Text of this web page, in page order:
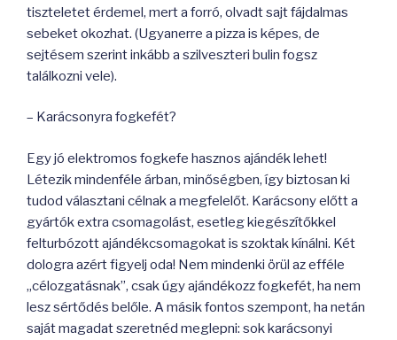
tiszteletet érdemel, mert a forró, olvadt sajt fájdalmas
sebeket okozhat. (Ugyanerre a pizza is képes, de
sejtésem szerint inkább a szilveszteri bulin fogsz
találkozni vele).
– Karácsonyra fogkefét?
Egy jó elektromos fogkefe hasznos ajándék lehet!
Létezik mindenféle árban, minőségben, így biztosan ki
tudod választani célnak a megfelelőt. Karácsony előtt a
gyártók extra csomagolást, esetleg kiegészítőkkel
felturbózott ajándékcsomagokat is szoktak kínálni. Két
dologra azért figyelj oda! Nem mindenki örül az efféle
„célozgatásnak”, csak úgy ajándékozz fogkefét, ha nem
lesz sértődés belőle. A másik fontos szempont, ha netán
saját magadat szeretnéd meglepni: sok karácsonyi